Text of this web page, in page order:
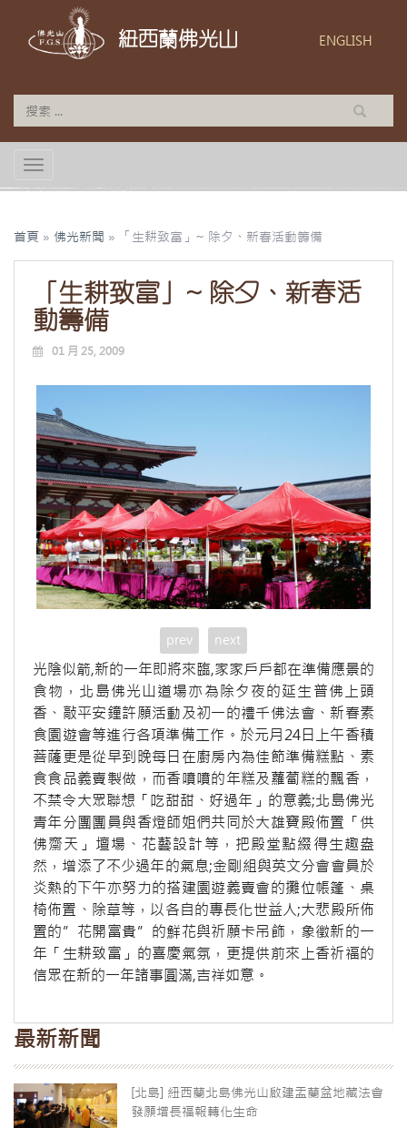
紐西蘭佛光山 ENGLISH
TOGGLE NAVIGATION
首頁 » 佛光新聞 » 「生耕致富」~ 除夕、新春活動籌備
「生耕致富」~ 除夕、新春活
動籌備
01 月 25, 2009
prev next
光陰似箭,新的一年即將來臨,家家戶戶都在準備應景的
食物，北島佛光山道場亦為除夕夜的延生普佛上頭
香、敲平安鐘許願活動及初一的禮千佛法會、新春素
食園遊會等進行各項準備工作。於元月24日上午香積
菩薩更是從早到晚每日在廚房內為佳節準備糕點、素
食食品義賣製做，而香噴噴的年糕及蘿蔔糕的飄香，
不禁令大眾聯想「吃甜甜、好過年」的意義;北島佛光
青年分團團員與香燈師姐們共同於大雄寶殿佈置「供
佛齋天」壇場、花藝設計等，把殿堂點綴得生趣盎
然，增添了不少過年的氣息;金剛組與英文分會會員於
炎熱的下午亦努力的搭建園遊義賣會的攤位帳篷、桌
椅佈置、除草等，以各自的專長化世益人;大悲殿所佈
置的”花開富貴”的鮮花與祈願卡吊飾，象徵新的一
年「生耕致富」的喜慶氣氛，更提供前來上香祈福的
信眾在新的一年諸事圓滿,吉祥如意。
最新新聞
[北島] 紐西蘭北島佛光山啟建盂蘭盆地藏法會
發願增長福報轉化生命